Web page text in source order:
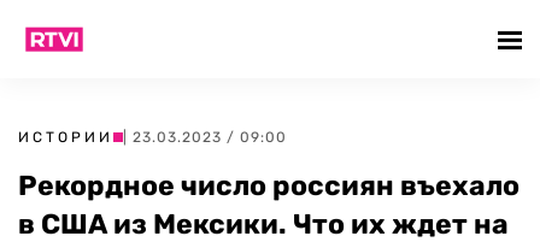
ИСТОРИИ | 23.03.2023 / 09:00
Рекордное число россиян въехало
в США из Мексики. Что их ждет на